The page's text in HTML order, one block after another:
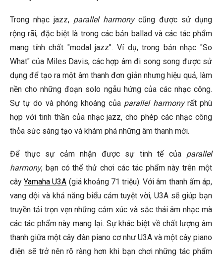
Trong nhạc jazz, parallel harmonycũng được sử dụng
rộng rãi, đặc biệt là trong các bản ballad và các tác phẩm
mang tính chất "modal jazz". Ví dụ, trong bản nhạc "So
What" của Miles Davis, các hợp âm đi song song được sử
dụng để tạo ra một âm thanh đơn giản nhưng hiệu quả, làm
nền cho những đoạn solo ngẫu hứng của các nhạc công.
Sự tự do và phóng khoáng của parallel harmonyrất phù
hợp với tinh thần của nhạc jazz, cho phép các nhạc công
thỏa sức sáng tạo và khám phá những âm thanh mới.
Để thực sự cảm nhận được sự tinh tế của parallel
harmony, bạn có thể thử chơi các tác phẩm này trên một
câyYamaha U3A (giá khoảng 71 triệu). Với âm thanh ấm áp,
vang dội và khả năng biểu cảm tuyệt vời, U3A sẽ giúp bạn
truyền tải trọn vẹn những cảm xúc và sắc thái âm nhạc mà
các tác phẩm này mang lại. Sự khác biệt về chất lượng âm
thanh giữa một cây đàn piano cơ như U3A và một cây piano
điện sẽ trở nên rõ ràng hơn khi bạn chơi những tác phẩm